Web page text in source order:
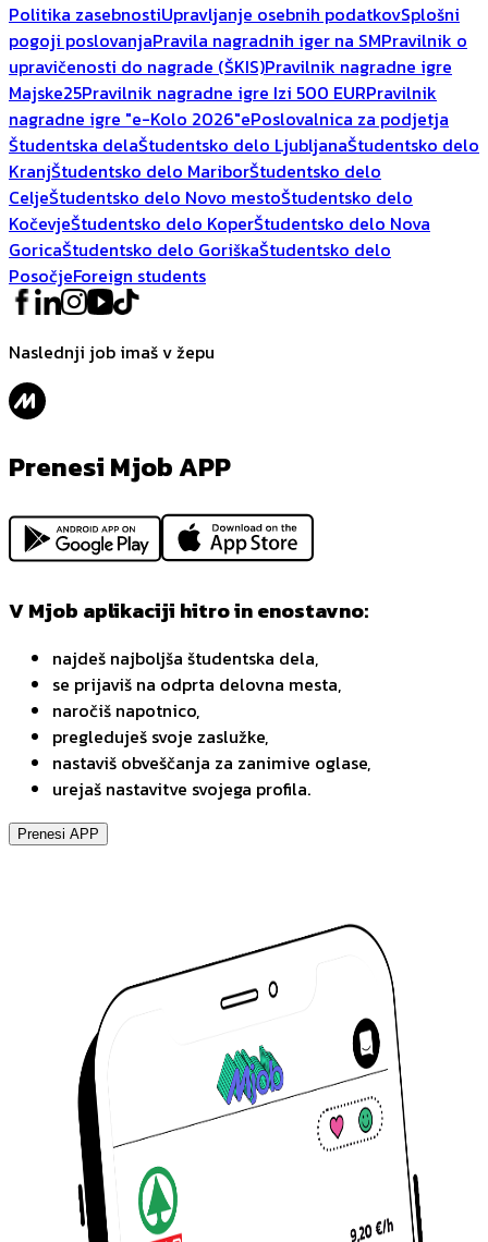
Politika zasebnostiUpravljanje osebnih podatkovSplošni
pogoji poslovanjaPravila nagradnih iger na SMPravilnik o
upravičenosti do nagrade (ŠKIS)Pravilnik nagradne igre
Majske25Pravilnik nagradne igre Izi 500 EURPravilnik
nagradne igre "e-Kolo 2026"ePoslovalnica za podjetja
Študentska delaŠtudentsko delo LjubljanaŠtudentsko delo
KranjŠtudentsko delo MariborŠtudentsko delo
CeljeŠtudentsko delo Novo mestoŠtudentsko delo
KočevjeŠtudentsko delo KoperŠtudentsko delo Nova
GoricaŠtudentsko delo GoriškaŠtudentsko delo
PosočjeForeign students
Naslednji job imaš v žepu
Prenesi Mjob APP
V Mjob aplikaciji hitro in enostavno:
najdeš najboljša študentska dela,
se prijaviš na odprta delovna mesta,
naročiš napotnico,
pregleduješ svoje zaslužke,
nastaviš obveščanja za zanimive oglase,
urejaš nastavitve svojega profila.
Prenesi APP